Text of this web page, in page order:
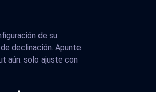
de su
declinación. Apunte
aún: solo ajuste con